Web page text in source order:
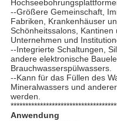
--Größere Gemeinschaft,
Fabriken, Krankenhäuser
Schönheitssalons,
Unternehmen und
--Integrierte Schaltungen,
andere elektronische
Brauchwasserspülwassers.
--Kann für das Füllen des
Mineralwassers und
werden.
Anwendung